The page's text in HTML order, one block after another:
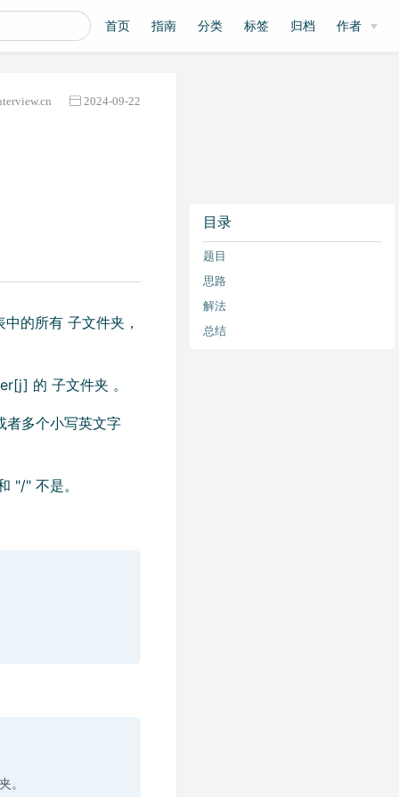
首页 指南 分类 标签 归档 作者
2024-09-22
目录
题目
思路
解法
总结
的所有 子文件夹，
的 子文件夹 。
者多个小写英文字
"/" 不是。